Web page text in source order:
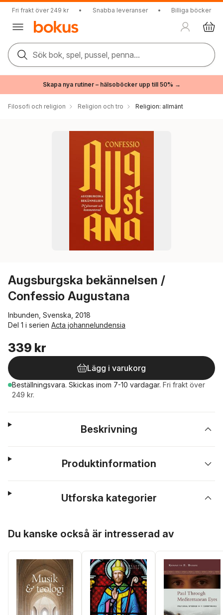
Fri frakt över 249 kr • Snabba leveranser • Billiga böcker
Sök bok, spel, pussel, penna...
Skapa nya rutiner – hälsoböcker upp till 50% →
Filosofi och religion Religion och tro Religion: allmänt
Augsburgska bekännelsen /
Confessio Augustana
Inbunden, Svenska, 2018
Del 1 i serien Acta johannelundensia
339 kr
Lägg i varukorg
Beställningsvara. Skickas inom 7-10 vardagar. Fri frakt över
249 kr.
Beskrivning
Produktinformation
Utforska kategorier
Du kanske också är intresserad av